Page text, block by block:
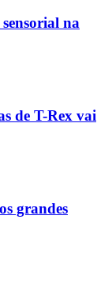
na
de T-Rex vai
grandes